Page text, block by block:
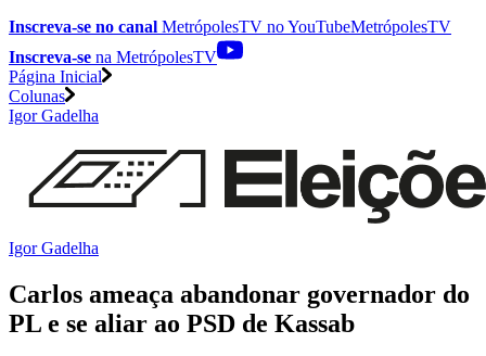
Inscreva-se no canal MetrópolesTV noYouTubeMetrópolesTV
Inscreva-se na MetrópolesTV
Página Inicial
Colunas
Igor Gadelha
Igor Gadelha
Carlos ameaça abandonar governador do
PL e se aliar ao PSD de Kassab